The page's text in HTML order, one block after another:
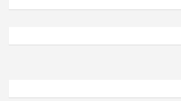
Agosto
Admin
Agosto
Admin